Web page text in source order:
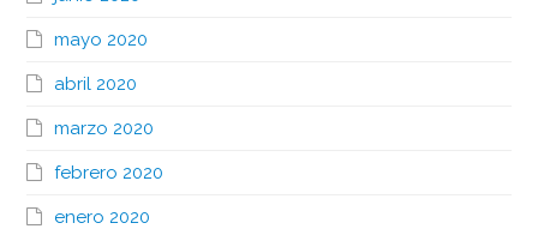
mayo 2020
abril 2020
marzo 2020
febrero 2020
enero 2020